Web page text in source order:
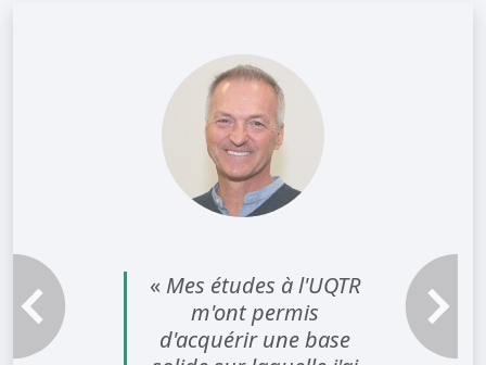
« Mes études à l'UQTR
m'ont permis
d'acquérir une base
Témoignage précédent